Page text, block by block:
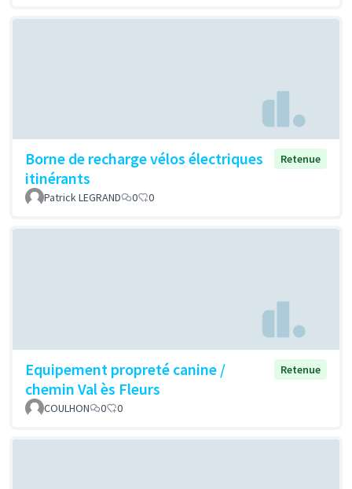
Borne de recharge vélos électriques
itinérants
Retenue
Patrick LEGRAND 0 0
Equipement propreté canine /
chemin Val ès Fleurs
Retenue
COULHON 0 0